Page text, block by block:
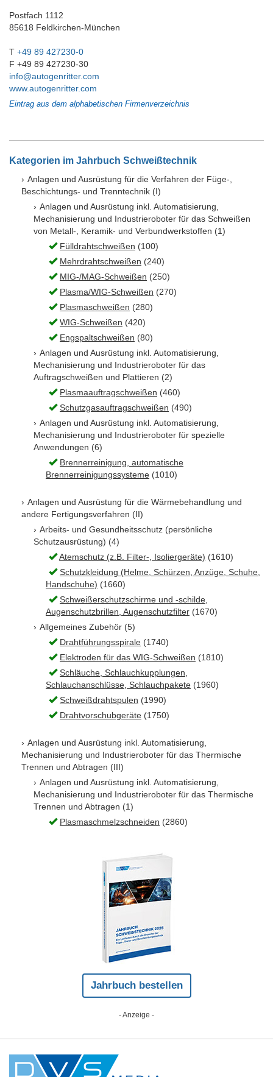
Postfach 1112
85618 Feldkirchen-München
T +49 89 427230-0
F +49 89 427230-30
info@autogenritter.com
www.autogenritter.com
Eintrag aus dem alphabetischen Firmenverzeichnis
Kategorien im Jahrbuch Schweißtechnik
Anlagen und Ausrüstung für die Verfahren der Füge-,
Beschichtungs- und Trenntechnik (I)
Anlagen und Ausrüstung inkl. Automatisierung,
Mechanisierung und Industrieroboter für das Schweißen
von Metall-, Keramik- und Verbundwerkstoffen (1)
Fülldrahtschweißen (100)
Mehrdrahtschweißen (240)
MIG-/MAG-Schweißen (250)
Plasma/WIG-Schweißen (270)
Plasmaschweißen (280)
WIG-Schweißen (420)
Engspaltschweißen (80)
Anlagen und Ausrüstung inkl. Automatisierung,
Mechanisierung und Industrieroboter für das
Auftragschweißen und Plattieren (2)
Plasmaauftragschweißen (460)
Schutzgasauftragschweißen (490)
Anlagen und Ausrüstung inkl. Automatisierung,
Mechanisierung und Industrieroboter für spezielle
Anwendungen (6)
Brennerreinigung, automatische
Brennerreinigungssysteme (1010)
Anlagen und Ausrüstung für die Wärmebehandlung und
andere Fertigungsverfahren (II)
Arbeits- und Gesundheitsschutz (persönliche
Schutzausrüstung) (4)
Atemschutz (z.B. Filter-, Isoliergeräte) (1610)
Schutzkleidung (Helme, Schürzen, Anzüge, Schuhe,
Handschuhe) (1660)
Schweißerschutzschirme und -schilde,
Augenschutzbrillen, Augenschutzfilter (1670)
Allgemeines Zubehör (5)
Drahtführungsspirale (1740)
Elektroden für das WIG-Schweißen (1810)
Schläuche, Schlauchkupplungen,
Schlauchanschlüsse, Schlauchpakete (1960)
Schweißdrahtspulen (1990)
Drahtvorschubgeräte (1750)
Anlagen und Ausrüstung inkl. Automatisierung,
Mechanisierung und Industrieroboter für das Thermische
Trennen und Abtragen (III)
Anlagen und Ausrüstung inkl. Automatisierung,
Mechanisierung und Industrieroboter für das Thermische
Trennen und Abtragen (1)
Plasmaschmelzschneiden (2860)
Jahrbuch bestellen
- Anzeige -